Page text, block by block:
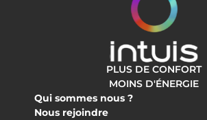
PLUS DE CONFORT
MOINS D'ÉNERGIE
Qui sommes nous ?
Nous rejoindre